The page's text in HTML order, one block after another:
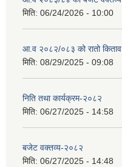
मिति: 06/24/2026 - 10:00
आ.व २०८२/०८३ को रातो किताव
मिति: 08/29/2025 - 09:08
निति तथा कार्यक्रम-२०८२
मिति: 06/27/2025 - 14:58
बजेट वक्तव्य-२०८२
मिति: 06/27/2025 - 14:48